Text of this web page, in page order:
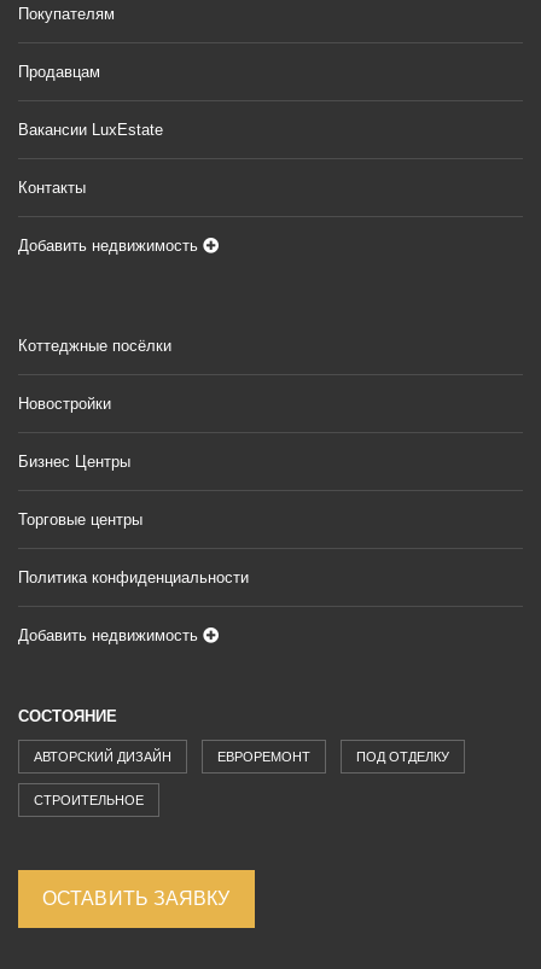
Покупателям
Продавцам
Вакансии LuxEstate
Контакты
Добавить недвижимость
Коттеджные посёлки
Новостройки
Бизнес Центры
Торговые центры
Политика конфиденциальности
Добавить недвижимость
СОСТОЯНИЕ
АВТОРСКИЙ ДИЗАЙН ЕВРОРЕМОНТ ПОД ОТДЕЛКУ
СТРОИТЕЛЬНОЕ
ОСТАВИТЬ ЗАЯВКУ